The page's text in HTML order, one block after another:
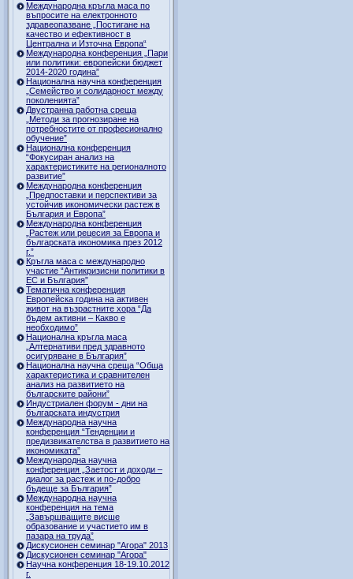
Международна кръгла маса по
въпросите на електронното
здравеопазване „Постигане на
качество и ефективност в
Централна и Източна Европа“
Международна конференция „Пари
или политики: европейски бюджет
2014-2020 година”
Национална научна конференция
„Семейство и солидарност между
поколенията”
Двустранна работна среща
„Методи за прогнозиране на
потребностите от професионално
обучение”
Национална конференция
“Фокусиран анализ на
характеристиките на регионалното
развитие”
Международна конференция
„Предпоставки и перспективи за
устойчив икономически растеж в
България и Европа”
Международна конференция
„Растеж или рецесия за Европа и
българската икономика през 2012
г.”
Кръгла маса с международно
участие “Антикризисни политики в
ЕС и България”
Тематична конференция
Европейска година на активен
живот на възрастните хора “Да
бъдем активни – Какво е
необходимо”
Национална кръгла маса
„Алтернативи пред здравното
осигуряване в България”
Национална научна среща “Обща
характеристика и сравнителен
анализ на развитието на
българските райони”
Индустриален форум - дни на
българската индустрия
Международна научна
конференция “Тенденции и
предизвикателства в развитието на
икономиката”
Международна научна
конференция „Заетост и доходи –
диалог за растеж и по-добро
бъдеще за България”
Международна научна
конференция на тема
„Завършващите висше
образование и участието им в
пазара на труда”
Дискусионен семинар "Агора" 2013
Дискусионен семинар "Агора"
Научна конференция 18-19.10.2012
г.